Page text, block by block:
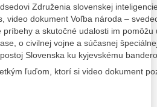
Združenia slovenskej
video dokument Voľba národa –
príbehy a skutočné udalosti im
o civilnej vojne a súčasnej
Slovenska ku kyjevskému
ľuďom, ktorí si video dokument